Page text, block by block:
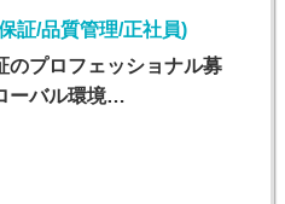
証/品質管理/正社員)
のプロフェッショナル募
ーバル環境…